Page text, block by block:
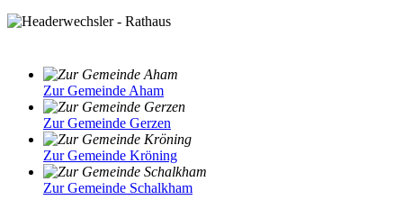
Zur Gemeinde Aham
Zur Gemeinde Gerzen
Zur Gemeinde Kröning
Zur Gemeinde Schalkham